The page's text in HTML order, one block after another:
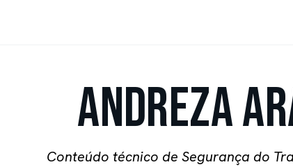
Andreza
Conteúdo técnico de Segurança do